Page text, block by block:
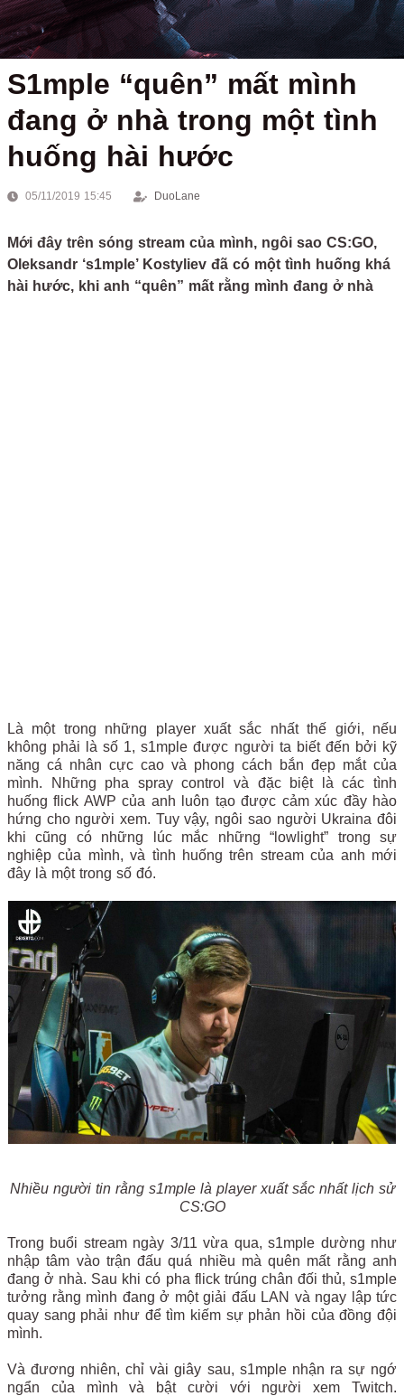
S1mple “quên” mất mình
đang ở nhà trong một tình
huống hài hước
05/11/2019 15:45 DuoLane
Mới đây trên sóng stream của mình, ngôi sao CS:GO,
Oleksandr ‘s1mple’ Kostyliev đã có một tình huống khá
hài hước, khi anh “quên” mất rằng mình đang ở nhà
Là một trong những player xuất sắc nhất thế giới, nếu
không phải là số 1, s1mple được người ta biết đến bởi kỹ
năng cá nhân cực cao và phong cách bắn đẹp mắt của
mình. Những pha spray control và đặc biệt là các tình
huống flick AWP của anh luôn tạo được cảm xúc đầy hào
hứng cho người xem. Tuy vậy, ngôi sao người Ukraina đôi
khi cũng có những lúc mắc những “lowlight” trong sự
nghiệp của mình, và tình huống trên stream của anh mới
đây là một trong số đó.
Nhiều người tin rằng s1mple là player xuất sắc nhất lịch sử
CS:GO
Trong buổi stream ngày 3/11 vừa qua, s1mple dường như
nhập tâm vào trận đấu quá nhiều mà quên mất rằng anh
đang ở nhà. Sau khi có pha flick trúng chân đối thủ, s1mple
tưởng rằng mình đang ở một giải đấu LAN và ngay lập tức
quay sang phải như để tìm kiếm sự phản hồi của đồng đội
mình.
Và đương nhiên, chỉ vài giây sau, s1mple nhận ra sự ngớ
ngẩn của mình và bật cười với người xem Twitch.